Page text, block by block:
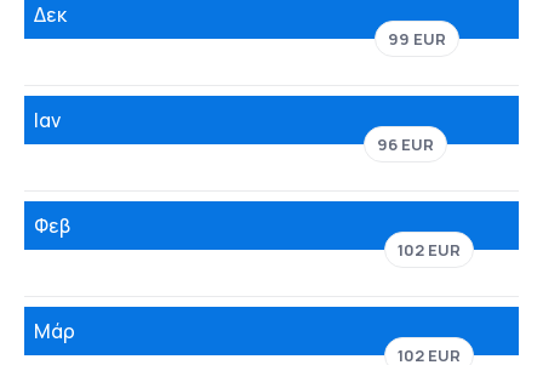
Δεκ
99 EUR
Ιαν
96 EUR
Φεβ
102 EUR
Μάρ
102 EUR